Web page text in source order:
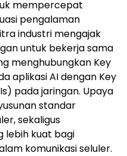
mempercepat
pengalaman
industri mengajak
untuk bekerja sama
menghubungkan Key
aplikasi AI dengan Key
pada jaringan. Upaya
standar
sekaligus
lebih kuat bagi
komunikasi seluler.